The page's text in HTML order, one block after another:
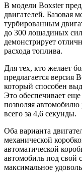
В модели Boxster
двигателей. Базовая
турбированным
до 300 лошадиных
демонстрирует
расхода топлива.
Для тех, кто желает
предлагается версия
который способен
Это обеспечивает
позволяя автомобилю
всего за 4,6 секунды.
Оба варианта
механической
автоматической
автомобиль под свой
максимальное